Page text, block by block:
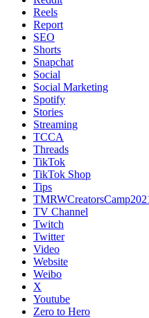
Reels
Report
SEO
Shorts
Snapchat
Social
Social Marketing
Spotify
Stories
Streaming
TCCA
Threads
TikTok
TikTok Shop
Tips
TV Channel
Twitch
Twitter
Video
Website
Weibo
X
Youtube
Zero to Hero